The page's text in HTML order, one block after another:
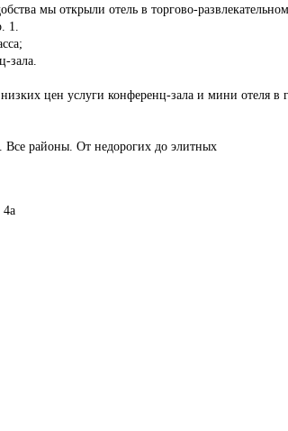
мы открыли отель в торгово-
1.
зала.
цен услуги конференц-зала и мини отеля в
Все районы. От недорогих до элитных
4а